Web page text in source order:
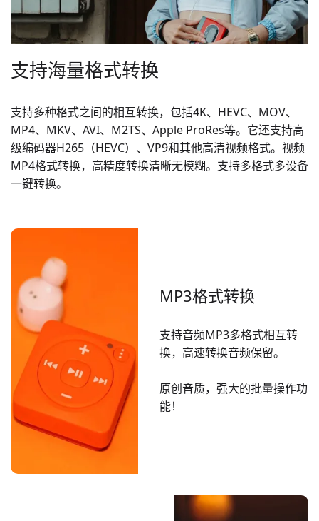
支持海量格式转换
支持多种格式之间的相互转换，包括4K、HEVC、MOV、
MP4、MKV、AVI、M2TS、Apple ProRes等。它还支持高
级编码器H265（HEVC）、VP9和其他高清视频格式。视频
MP4格式转换，高精度转换清晰无模糊。支持多格式多设备
一键转换。
MP3格式转换
支持音频MP3多格式相互转
换，高速转换音频保留。
原创音质，强大的批量操作功
能！